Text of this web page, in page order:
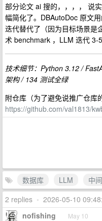
部分论文 ai 搜的，，，， 说
幅简化了。DBAutoDoc 原文
迭代替代了（因为目标场景是
术 benchmark ，LLM 迭代 3-5
技术细节：Python 3.12 /
架构 / 134 测试全绿
附仓库（为了避免说推广仓库
https://github.com/val1813/
数据库 LLM
中
2 replies • 2026-05-10
nofishing May 10